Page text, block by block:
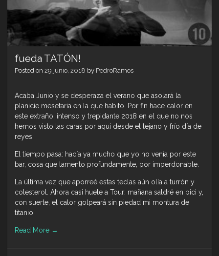
fueda TATÓN!
Posted on 29 junio, 2018 by PedroRamos
Acaba Junio y se desperaza el verano que asolará la
planicie mesetaria en la que habito. Por fin hace calor en
este extraño, intenso y trepidante 2018 en el que no nos
hemos visto las caras por aquí desde el lejano y frío día de
reyes.
El tiempo pasa: hacía ya mucho que yo no venía por este
bar, cosa que lamento profundamente, por imperdonable.
La última vez que aporreé estas teclas aún olía a turrón y
colesterol. Ahora casi huele a Tour: mañana saldré en bici y,
con suerte, el calor golpeará sin piedad mi montura de
titanio.
Read More →